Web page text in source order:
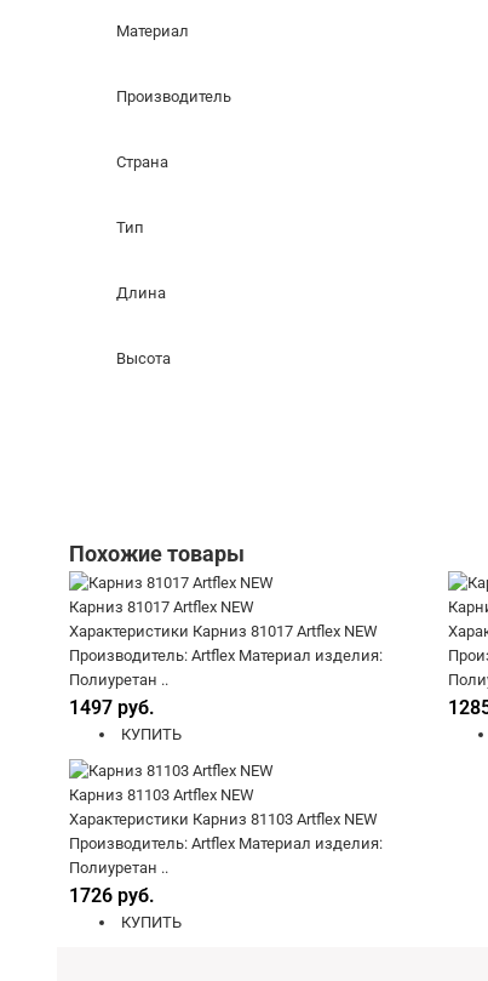
Материал
Производитель
Страна
Тип
Длина
Высота
Похожие товары
Карниз 81017 Artflex NEW
Характеристики Карниз 81017 Artflex NEW
Производитель: Artflex Материал изделия:
Полиуретан ..
1497 руб.
КУПИТЬ
Карниз 81103 Artflex NEW
Характеристики Карниз 81103 Artflex NEW
Производитель: Artflex Материал изделия:
Полиуретан ..
1726 руб.
КУПИТЬ